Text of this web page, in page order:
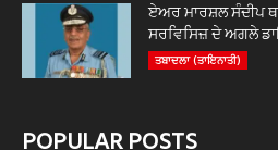
ਏਅਰ ਮਾਰਸ਼ਲ ਸੰਦੀਪ
ਸਰਵਿਸਿਜ਼ ਦੇ ਅਗਲੇ
ਤਬਾਦਲਾ (ਤਾਇਨਾਤੀ)